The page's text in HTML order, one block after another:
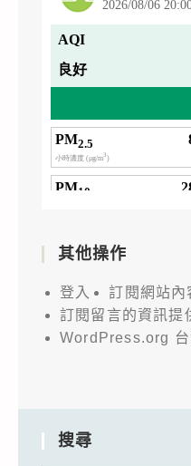
其他操作
登入
訂閱網站內
訂閱留言的資訊提
WordPress.org
搜尋